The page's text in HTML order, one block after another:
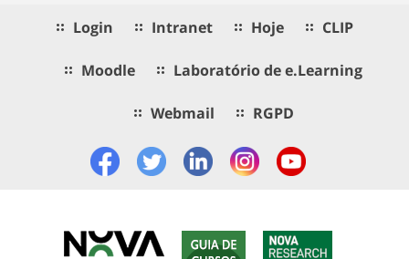
Login Intranet Hoje CLIP
Moodle Laboratório de e.Learning
Webmail RGPD